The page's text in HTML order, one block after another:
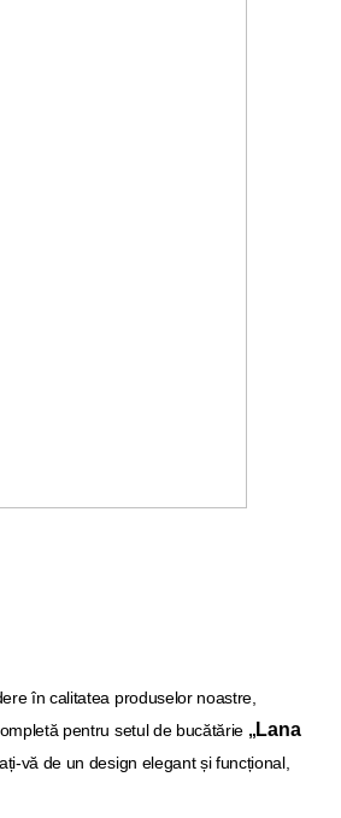
în calitatea produselor noastre,
pentru setul de bucătărie „Lana
vă de un design elegant și funcțional,